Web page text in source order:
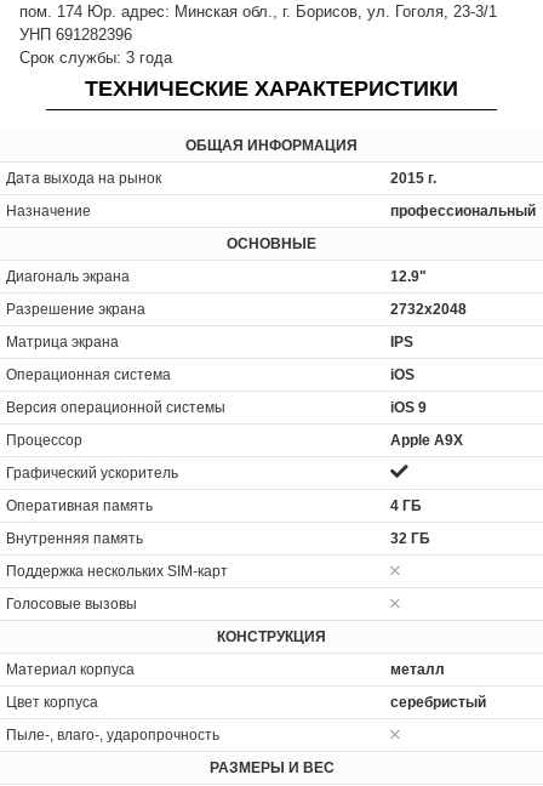
пом. 174 Юр. адрес: Минская обл., г. Борисов, ул. Гоголя, 23-3/1
УНП 691282396
Срок службы: 3 года
ТЕХНИЧЕСКИЕ ХАРАКТЕРИСТИКИ
ОБЩАЯ ИНФОРМАЦИЯ
Дата выхода на рынок
2015 г.
Назначение
профессиональный
ОСНОВНЫЕ
Диагональ экрана
12.9"
Разрешение экрана
2732x2048
Матрица экрана
IPS
Операционная система
iOS
Версия операционной системы
iOS 9
Процессор
Apple A9X
Графический ускоритель
Оперативная память
4 ГБ
Внутренняя память
32 ГБ
Поддержка нескольких SIM-карт
Голосовые вызовы
КОНСТРУКЦИЯ
Материал корпуса
металл
Цвет корпуса
серебристый
Пыле-, влаго-, ударопрочность
РАЗМЕРЫ И ВЕС